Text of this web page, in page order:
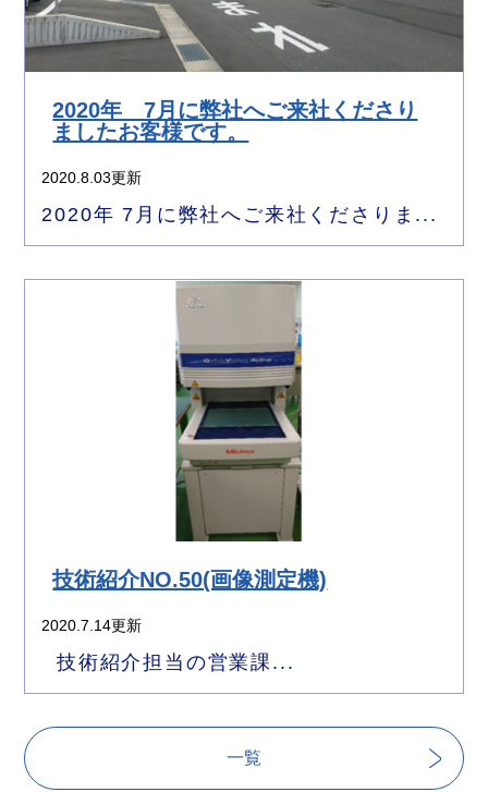
2020年 7月に弊社へご来社くださり
ましたお客様です。
2020.8.03更新
2020年 7月に弊社へご来社くださりま...
技術紹介NO.50(画像測定機)
2020.7.14更新
技術紹介担当の営業課...
一覧